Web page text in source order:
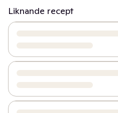
Liknande recept